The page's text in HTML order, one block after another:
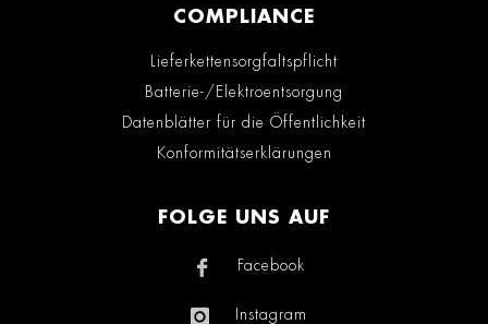
COMPLIANCE
Lieferkettensorgfaltspflicht
Batterie-/Elektroentsorgung
Datenblätter für die Öffentlichkeit
Konformitätserklärungen
FOLGE UNS AUF
Facebook
Instagram